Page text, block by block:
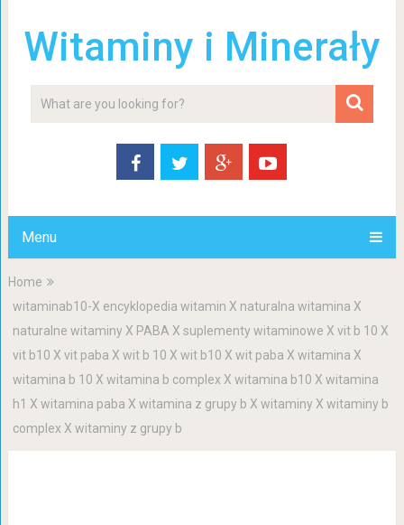
Witaminy i Minerały
Menu
Home
witaminab10-X encyklopedia witamin X naturalna witamina X
naturalne witaminy X PABA X suplementy witaminowe X vit b 10 X
vit b10 X vit paba X wit b 10 X wit b10 X wit paba X witamina X
witamina b 10 X witamina b complex X witamina b10 X witamina
h1 X witamina paba X witamina z grupy b X witaminy X witaminy b
complex X witaminy z grupy b